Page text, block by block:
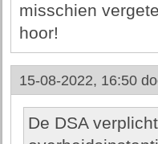
misschien
hoor!
15-08-2022, 16:50
De DSA